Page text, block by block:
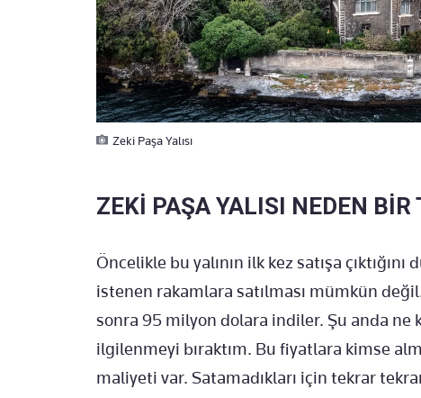
Zeki Paşa Yalısı
ZEKİ PAŞA YALISI NEDEN
Öncelikle bu yalının ilk kez satışa
istenen rakamlara satılması mümkün
sonra 95 milyon dolara indiler. Şu anda
ilgilenmeyi bıraktım. Bu fiyatlara kimse
maliyeti var. Satamadıkları için tekrar